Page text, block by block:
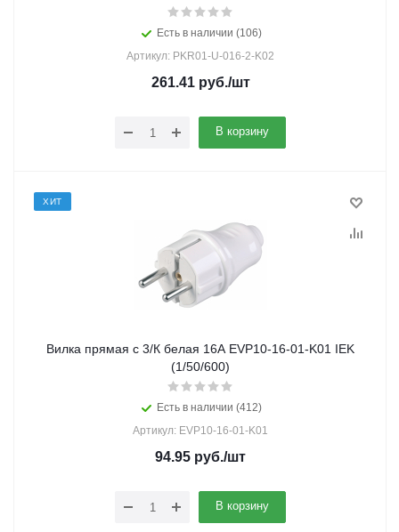
Есть в наличии (106)
Артикул: PKR01-U-016-2-K02
261.41руб./шт
В корзину
ХИТ
Вилка прямая с 3/К белая 16А EVP10-16-01-K01 IEK
(1/50/600)
Есть в наличии (412)
Артикул: EVP10-16-01-K01
94.95 руб./шт
В корзину